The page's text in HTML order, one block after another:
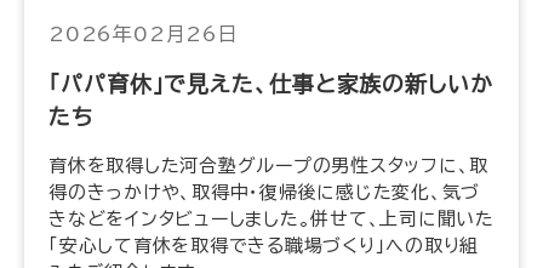
2026年02月26日
「パパ育休」で見えた、仕事と家族の新しいか
たち
育休を取得した河合塾グループの男性スタッフに、取
得のきっかけや、取得中・復帰後に感じた変化、気づ
きなどをインタビューしました。併せて、上司に聞いた
「安心して育休を取得できる職場づくり」への取り組